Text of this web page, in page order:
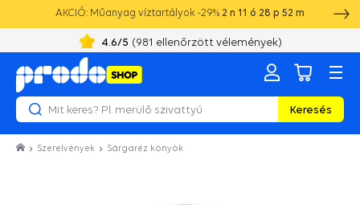
AKCIÓ: Műanyag víztartályok -29% 2 n 11 ó 28 p 52 m
+36 19 010 355
4.6/5 (981 ellenőrzött vélemények)
Keresés
Szerelvények Sárgaréz könyök